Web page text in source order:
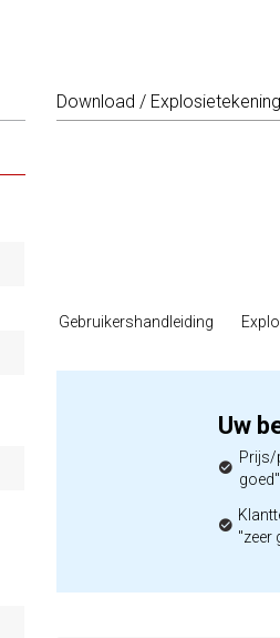
Download / Explosietekening
Gebruikershandleiding
Uw
Prijs/
goed"
"zeer